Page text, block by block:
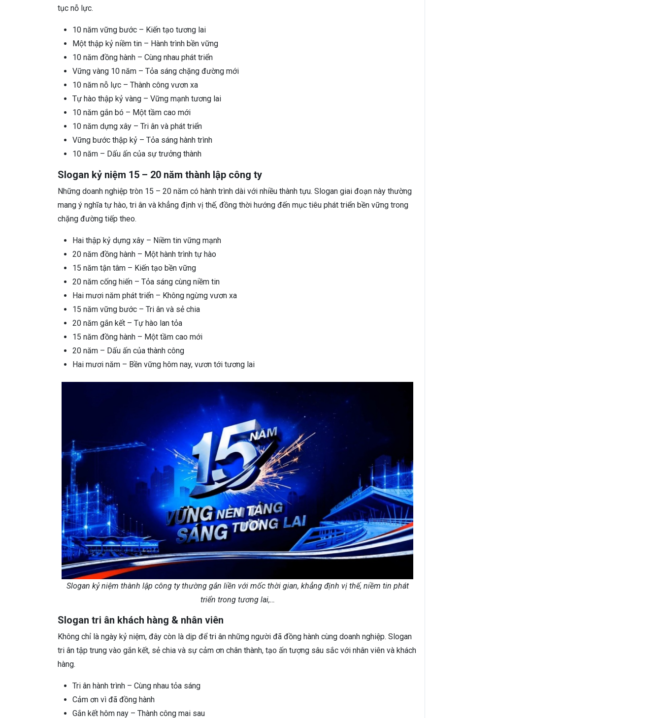
tục nỗ lực.
10 năm vững bước – Kiến tạo tương lai
Một thập kỷ niềm tin – Hành trình bền vững
10 năm đồng hành – Cùng nhau phát triển
Vững vàng 10 năm – Tỏa sáng chặng đường mới
10 năm nỗ lực – Thành công vươn xa
Tự hào thập kỷ vàng – Vững mạnh tương lai
10 năm gắn bó – Một tầm cao mới
10 năm dựng xây – Tri ân và phát triển
Vững bước thập kỷ – Tỏa sáng hành trình
10 năm – Dấu ấn của sự trưởng thành
Slogan kỷ niệm 15 – 20 năm thành lập công ty
Những doanh nghiệp tròn 15 – 20 năm có hành trình dài với nhiều thành tựu. Slogan giai đoạn này thường
mang ý nghĩa tự hào, tri ân và khẳng định vị thế, đồng thời hướng đến mục tiêu phát triển bền vững trong
chặng đường tiếp theo.
Hai thập kỷ dựng xây – Niềm tin vững mạnh
20 năm đồng hành – Một hành trình tự hào
15 năm tận tâm – Kiến tạo bền vững
20 năm cống hiến – Tỏa sáng cùng niềm tin
Hai mươi năm phát triển – Không ngừng vươn xa
15 năm vững bước – Tri ân và sẻ chia
20 năm gắn kết – Tự hào lan tỏa
15 năm đồng hành – Một tầm cao mới
20 năm – Dấu ấn của thành công
Hai mươi năm – Bền vững hôm nay, vươn tới tương lai
Slogan kỷ niệm thành lập công ty thường gắn liền với mốc thời gian, khẳng định vị thế, niềm tin phát
triển trong tương lai,…
Slogan tri ân khách hàng & nhân viên
Không chỉ là ngày kỷ niệm, đây còn là dịp để tri ân những người đã đồng hành cùng doanh nghiệp. Slogan
tri ân tập trung vào gắn kết, sẻ chia và sự cảm ơn chân thành, tạo ấn tượng sâu sắc với nhân viên và khách
hàng.
Tri ân hành trình – Cùng nhau tỏa sáng
Cảm ơn vì đã đồng hành
Gắn kết hôm nay – Thành công mai sau